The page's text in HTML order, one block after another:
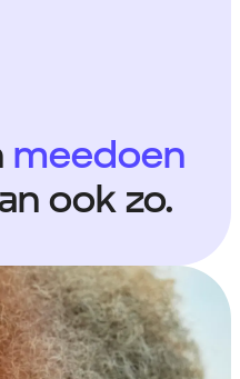
meedoen
ook zo.